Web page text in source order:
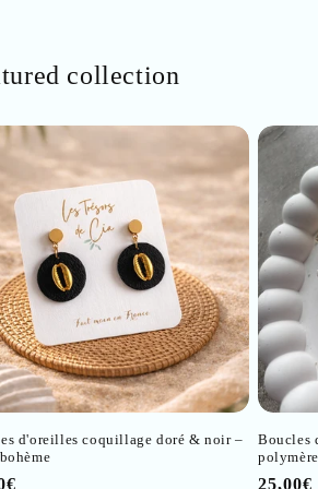
collection
d'oreilles coquillage doré & noir –
Boucles
polymère
Prix
25,00€